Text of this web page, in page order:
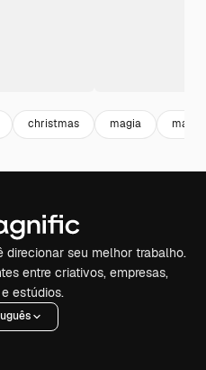
christmas magia
seu melhor trabalho.
entre criativos, empresas,
estúdios.